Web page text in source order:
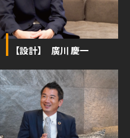
【設計】 廣川 慶一